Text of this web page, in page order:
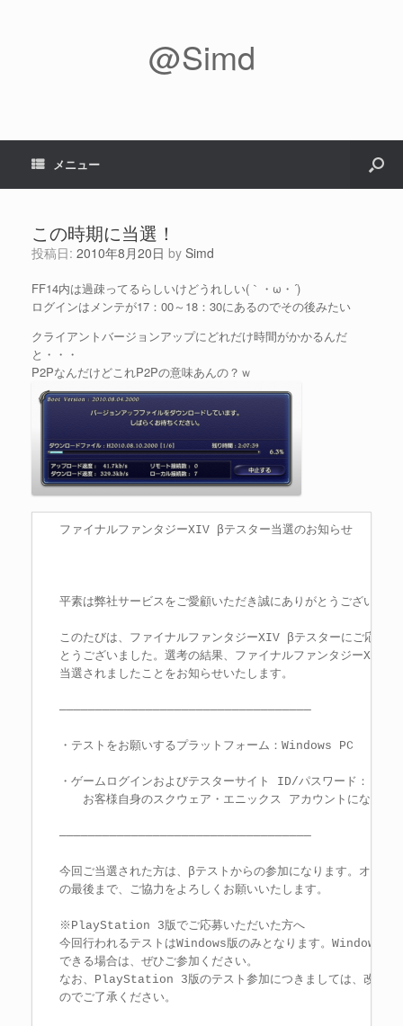
@Simd
メニュー
この時期に当選！
投稿日: 2010年8月20日 by Simd
FF14内は過疎ってるらしいけどうれしい(｀・ω・´)
ログインはメンテが17：00～18：30にあるのでその後みたい
クライアントバージョンアップにどれだけ時間がかかるんだ
と・・・
P2PなんだけどこれP2Pの意味あんの？ｗ
ファイナルファンタジーXIV βテスター当選のお知らせ
平素は弊社サービスをご愛顧いただき誠にありがとうございます
このたびは、ファイナルファンタジーXIV βテスターにご応募い
とうございました。選考の結果、ファイナルファンタジーXIV β
当選されましたことをお知らせいたします。
―――――――――――――――――――――――――――――――――――
・テストをお願いするプラットフォーム：Windows PC
・ゲームログインおよびテスターサイト ID/パスワード：
お客様自身のスクウェア・エニックス アカウントになりま
―――――――――――――――――――――――――――――――――――
今回ご当選された方は、βテストからの参加になります。オープ
の最後まで、ご協力をよろしくお願いいたします。
※PlayStation 3版でご応募いただいた方へ
今回行われるテストはWindows版のみとなります。Windows版
できる場合は、ぜひご参加ください。
なお、PlayStation 3版のテスト参加につきましては、改めて
のでご了承ください。